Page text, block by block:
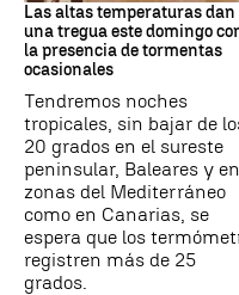
Las altas temperaturas dan
una tregua este domingo
la presencia de tormentas
ocasionales
Tendremos noches
tropicales, sin bajar de
20 grados en el sureste
peninsular, Baleares y en
zonas del Mediterráneo
como en Canarias, se
espera que los
registren más de 25
grados.